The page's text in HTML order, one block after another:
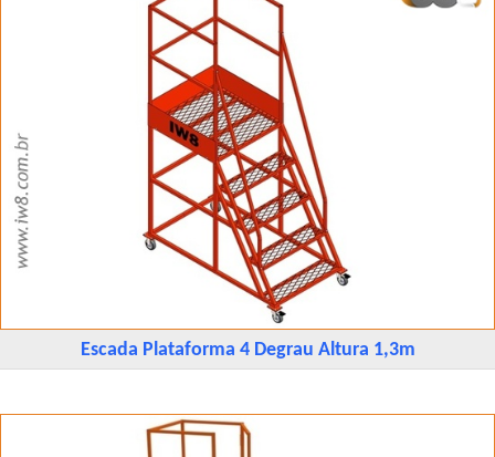
Escada Plataforma 4 Degrau Altura 1,3m